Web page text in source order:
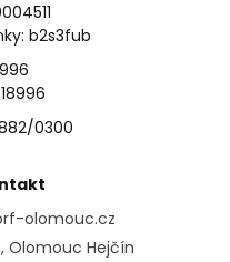
b2s3fub
0300
olomouc.cz
Olomouc Hejčín